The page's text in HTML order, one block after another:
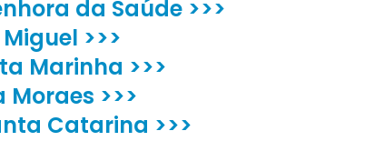
da Saúde >>>
>>>
Marinha >>>
>>>
Catarina >>>